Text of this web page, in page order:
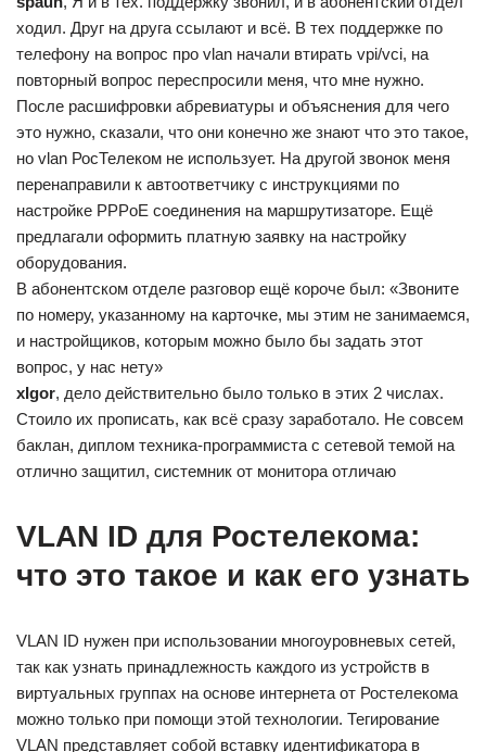
ходил. Друг на друга ссылают и всё. В тех поддержке по
телефону на вопрос про vlan начали втирать vpi/vci, на
повторный вопрос переспросили меня, что мне нужно.
После расшифровки абревиатуры и объяснения для чего
это нужно, сказали, что они конечно же знают что это такое,
но vlan РосТелеком не использует. На другой звонок меня
перенаправили к автоответчику с инструкциями по
настройке PPPoE соединения на маршрутизаторе. Ещё
предлагали оформить платную заявку на настройку
оборудования.
В абонентском отделе разговор ещё короче был: «Звоните
по номеру, указанному на карточке, мы этим не занимаемся,
и настройщиков, которым можно было бы задать этот
вопрос, у нас нету»
xIgor, дело действительно было только в этих 2 числах.
Стоило их прописать, как всё сразу заработало. Не совсем
баклан, диплом техника-программиста с сетевой темой на
отлично защитил, системник от монитора отличаю
VLAN ID для Ростелекома:
что это такое и как его узнать
VLAN ID нужен при использовании многоуровневых сетей,
так как узнать принадлежность каждого из устройств в
виртуальных группах на основе интернета от Ростелекома
можно только при помощи этой технологии. Тегирование
VLAN представляет собой вставку идентификатора в